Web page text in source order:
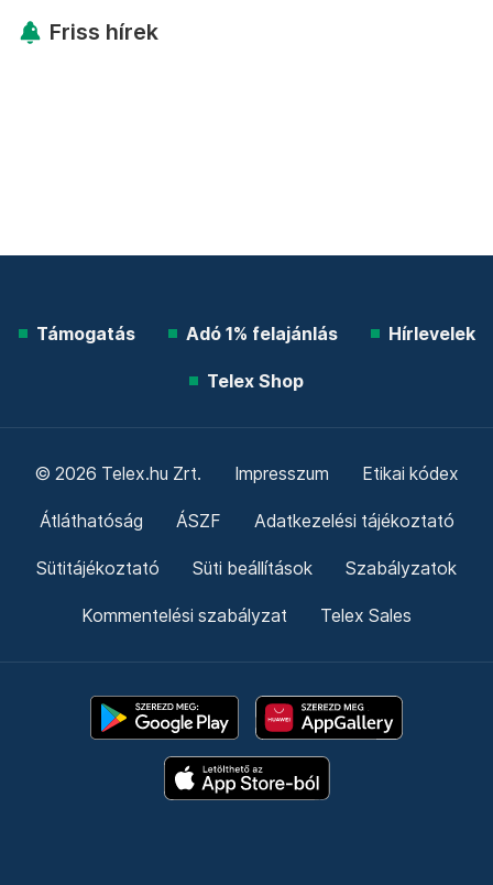
Friss hírek
Támogatás Adó 1% felajánlás Hírlevelek
Telex Shop
© 2026 Telex.hu Zrt. Impresszum Etikai kódex
Átláthatóság ÁSZF Adatkezelési tájékoztató
Sütitájékoztató Süti beállítások Szabályzatok
Kommentelési szabályzat Telex Sales